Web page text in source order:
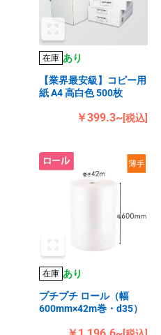
在庫 あり
【業界最安級】コピー用
紙 A4 高白色 500枚
￥399.3~[税込]
在庫 あり
プチプチ ロール（幅
600mm×42m巻・d35）